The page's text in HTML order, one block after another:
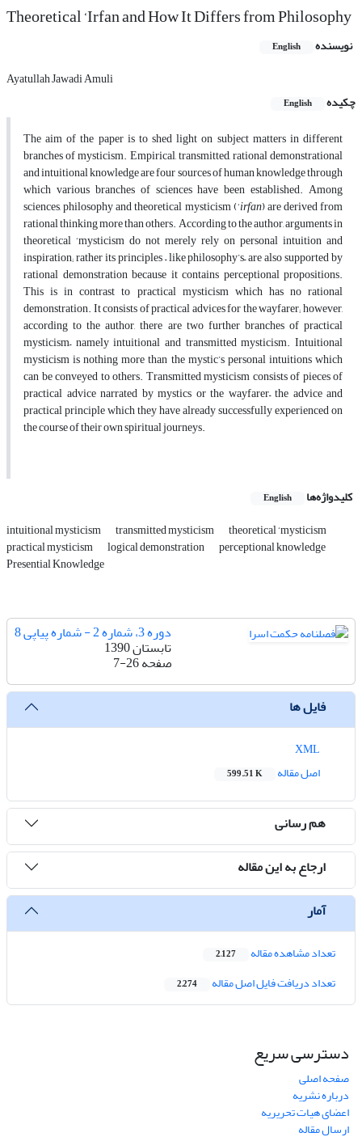
Theoretical ‘Irfan and How It Differs from Philosophy
نویسنده English
Ayatullah Jawadi Amuli
چکیده
English
The aim of the paper is to shed light on subject matters in different
branches of mysticism. Empirical, transmitted, rational demonstrational
and intuitional knowledge are four sources of human knowledge through
which various branches of sciences have been established. Among
sciences, philosophy and theoretical mysticism (‘irfan) are derived from
rational thinking more than others. According to the author, arguments in
theoretical ‘mysticism do not merely rely on personal intuition and
inspiration; rather its principles – like philosophy’s– are also supported by
rational demonstration because it contains perceptional propositions.
This is in contrast to practical mysticism which has no rational
demonstration. It consists of practical advices for the wayfarer; however,
according to the author, there are two further branches of practical
mysticism– namely intuitional and transmitted mysticism. Intuitional
mysticism is nothing more than the mystic’s personal intuitions which
can be conveyed to others. Transmitted mysticism consists of pieces of
practical advice narrated by mystics or the wayfarer– the advice and
practical principle which they have already successfully experienced on
the course of their own spiritual journeys.
کلیدواژه‌ها English
intuitional mysticism transmitted mysticism theoretical ‘mysticism
practical mysticism logical demonstration perceptional knowledge
Presential Knowledge
دوره 3، شماره 2 - شماره پیاپی 8
تابستان 1390
صفحه7-26
فایل ها
اصل مقاله
599.51 K
هم رسانی
ارجاع به این مقاله
آمار
تعداد مشاهده مقاله 2,127
تعداد دریافت فایل اصل مقاله 2,274
دسترسی سریع
صفحه اصلی
درباره نشریه
اعضای هیات تحریریه
ارسال مقاله